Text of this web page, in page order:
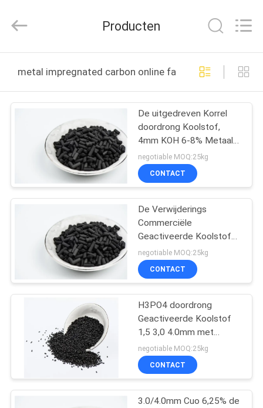
PRODUCTEN
FABRIEKSREIS
KWALITEITSCONTROLE
CONTACTEER
ONS
NIEUWS
SITEMAP
Activated
Carbon
Rights
Producten
metal impregnated carbon online fabricage
De uitgedreven Korrel
doordrong Koolstof,
4mm KOH 6-8% Metaal
Doordrongen Koolstof
negotiable MOQ:25kg
CONTACT
De Verwijderings
Commerciële
Geactiveerde Koolstof
van
zwavelsamenstellingen,
3mm 0.2~0.5% Zilveren
negotiable MOQ:25kg
CONTACT
H3PO4 doordrong
Geactiveerde Koolstof
1,5 3,0 4.0mm met
Vochtgehalte 15%
negotiable MOQ:25kg
CONTACT
3.0/4.0mm Cuo 6,25% de